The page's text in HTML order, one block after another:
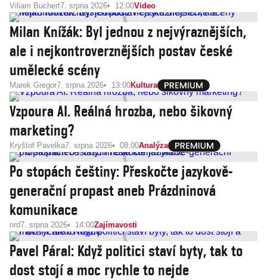
Viliam Buchert7. srpna 2026 12:00Video
Milan Knížák: Byl jednou z nejvýraznějších,
ale i nejkontroverznějších postav české
umělecké scény
Marek Gregor7. srpna 2026 13:00Kultura
Vzpoura AI. Reálná hrozba, nebo šikovný
marketing?
Kryštof Pavelka7. srpna 2026 08:00Analýza
Po stopách češtiny: Přeskočte jazykově-
generační propast aneb Prázdninová
komunikace
nrd7. srpna 2026 14:00Zajímavosti
Pavel Páral: Když politici staví byty, tak to
dost stojí a moc rychle to nejde